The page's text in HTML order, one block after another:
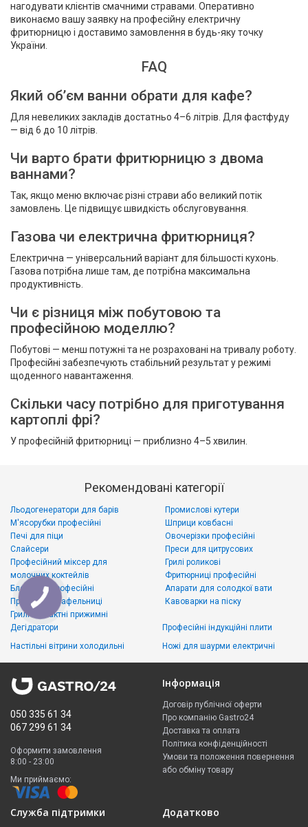
нагодувати клієнтів смачними стравами. Оперативно
виконаємо вашу заявку на професійну електричну
фритюрницю і доставимо замовлення в будь-яку точку
України.
FAQ
Який об’єм ванни обрати для кафе?
Для невеликих закладів достатньо 4–6 літрів. Для фастфуду
— від 6 до 10 літрів.
Чи варто брати фритюрницю з двома
ваннами?
Так, якщо меню включає різні страви або великий потік
замовлень. Це підвищує швидкість обслуговування.
Газова чи електрична фритюрниця?
Електрична — універсальний варіант для більшості кухонь.
Газова потрібна лише там, де потрібна максимальна
продуктивність.
Чи є різниця між побутовою та
професійною моделлю?
Побутові — менш потужні та не розраховані на тривалу роботу.
Професійні забезпечують стабільний результат у режимі
щоденного навантаження.
Скільки часу потрібно для приготування
картоплі фрі?
У професійній фритюрниці — приблизно 4–5 хвилин.
Рекомендовані категорії
Льодогенератори для барів
М'ясорубки професійні
Печі для піци
Слайсери
Промислові кутери
Шприци ковбасні
Овочерізки професійні
Преси для цитрусових
Професійний міксер для
молочних коктейлів
Блендери професійні
Професійні вафельниці
Грилі контактні прижимні
Грилі роликові
Фритюрниці професійні
Апарати для солодкої вати
Кавоварки на піску
Дегідратори
Настільні вітрини холодильні
Професійні індукційні плити
Ножі для шаурми електричні
050 335 61 34
067 299 61 34
Оформити замовлення
8:00 - 23:00
Ми приймаємо:
Інформація
Договір публічної оферти
Про компанію Gastro24
Доставка та оплата
Політика конфіденційності
Умови та положення повернення
або обміну товару
Служба підтримки Додатково